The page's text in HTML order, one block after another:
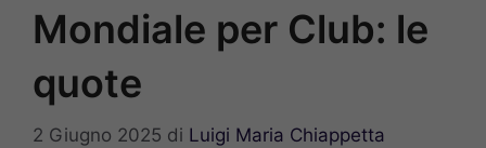
Mondiale per Club: le
quote
2 Giugno 2025 di Luigi Maria Chiappetta